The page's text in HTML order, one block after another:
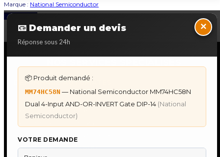
Marque : National Semiconductor
📧 Demander un devis
Réponse sous 24h
×
📦 Produit demandé :
MM74HC58N — National Semiconductor MM74HC58N
Dual 4-Input AND-OR-INVERT Gate DIP-14 (National
Semiconductor)
VOTRE DEMANDE
Back to Top
DÉPANNAGE AUTOMATES
Dépannage Schneider Modicon
Dépannage ABB AC500